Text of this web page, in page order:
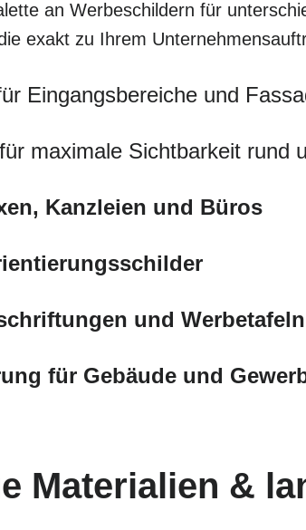
an Werbeschildern für
exakt zu Ihrem
Eingangsbereiche und
für maximale Sichtbarkeit rund
Kanzleien und Büros
und Werbetafeln
für Gebäude und
Materialien &